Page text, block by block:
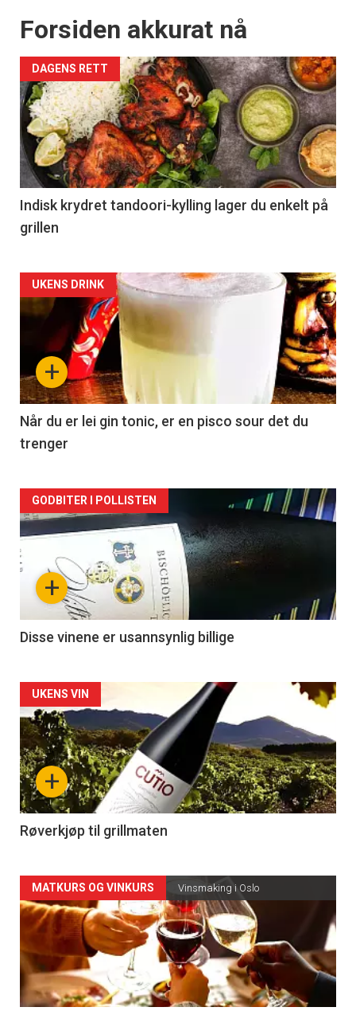
Forsiden akkurat nå
DAGENS RETT
Indisk krydret tandoori-kylling lager du enkelt på
grillen
Forsiden
akkurat
nå
-
2
+
UKENS DRINK
Når du er lei gin tonic, er en pisco sour det du
trenger
Forsiden
akkurat
nå
3
+
GODBITER I POLLISTEN
Disse vinene er usannsynlig billige
Forsiden
akkurat
nå
-
4
+
UKENS VIN
Røverkjøp til grillmaten
Forsiden
akkurat
nå
-
MATKURS OG VINKURS Vinsmaking i Oslo